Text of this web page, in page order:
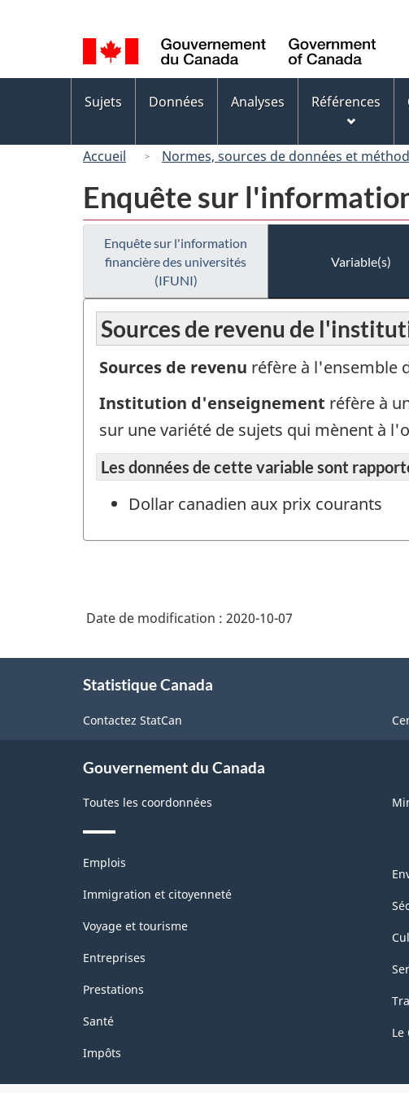
de
la
langue
des
Sujets Données Analyses Références
Accueil Normes, sources de données et
Enquête sur
Enquête sur l'information
financière des universités
(IFUNI)
Variable(s)
Sources de revenu de
Sources de revenu réfère à l'ensemble
Institution d'enseignement réfère à
sur une variété de sujets qui mènent à
Les données de cette variable sont
Dollar canadien aux prix courants
Date de modification : 2020-10-07
Statistique Canada
Contactez StatCan
Gouvernement du Canada
Toutes les coordonnées
Thèmes
sujets
Emplois
Immigration et citoyenneté
Voyage et tourisme
Entreprises
Prestations
Santé
Impôts
Le